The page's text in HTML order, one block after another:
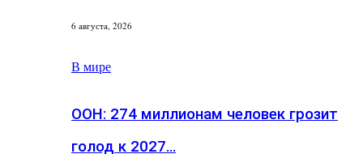
6 августа, 2026
В мире
ООН: 274 миллионам человек грозит
голод к 2027…